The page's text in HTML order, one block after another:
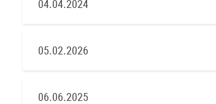
04.04.2024
05.02.2026
06.06.2025